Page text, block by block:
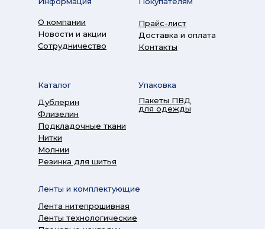
О компании
Новости и акции
Сотрудничество
Прайс-лист
Доставка и оплата
Контакты
Каталог
Дублерин
Флизелин
Подкладочные ткани
Нитки
Молнии
Резинка для шитья
Ленты и комплектующие
Лента нитепрошивная
Ленты технологические
Упаковка
Пакеты ПВД
для одежды